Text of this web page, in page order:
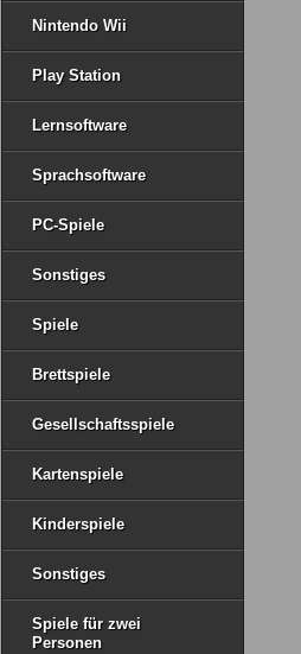
Nintendo Wii
Play Station
Lernsoftware
Sprachsoftware
PC-Spiele
Sonstiges
Spiele
Brettspiele
Gesellschaftsspiele
Kartenspiele
Kinderspiele
Sonstiges
Spiele für zwei
Personen